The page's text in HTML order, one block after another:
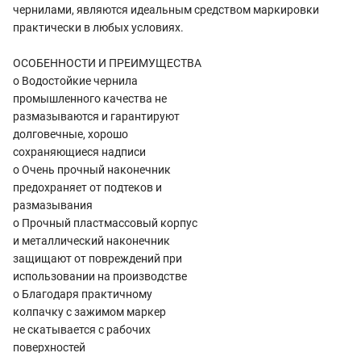
чернилами, являются идеальным средством маркировки
практически в любых условиях.
ОСОБЕННОСТИ И ПРЕИМУЩЕСТВА
o Водостойкие чернила
промышленного качества не
размазываются и гарантируют
долговечные, хорошо
сохраняющиеся надписи
o Очень прочный наконечник
предохраняет от подтеков и
размазывания
o Прочный пластмассовый корпус
и металлический наконечник
защищают от повреждений при
использовании на производстве
o Благодаря практичному
колпачку с зажимом маркер
не скатывается с рабочих
поверхностей